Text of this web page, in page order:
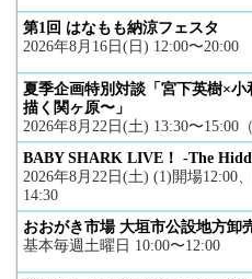
第1回 はなもも納涼フェスタ
2026年8月16日(日) 12:00〜20:00
夏季企画特別対談「宮下英樹×
描く関ヶ原〜」
2026年8月22日(土) 13:30〜15:00
BABY SHARK LIVE！ -The
2026年8月22日(土) (1)開場12:00
14:30
おおがき市場 大垣市公設地方卸
基本毎週土曜日 10:00〜12:00